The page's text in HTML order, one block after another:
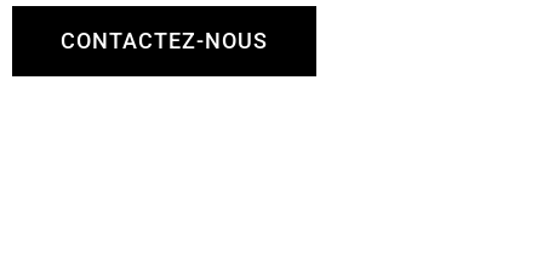
CONTACTEZ-NOUS